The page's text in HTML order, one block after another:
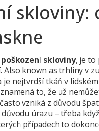
skloviny:
poškození skloviny, je to
. Also known as trhliny v
je nejtvrdší tkáň v
to, že už
vzniká z důvodu
úrazu – třeba
případech to